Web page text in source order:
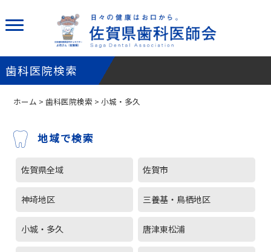
歯科医院検索
ホーム >歯科医院検索 > 小城・多久
地域で検索
佐賀県全域 佐賀市
神埼地区 三養基・鳥栖地区
小城・多久 唐津東松浦